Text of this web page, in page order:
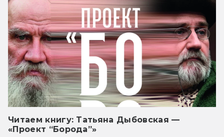
Читаем книгу: Татьяна Дыбовская —
«Проект “Борода”»